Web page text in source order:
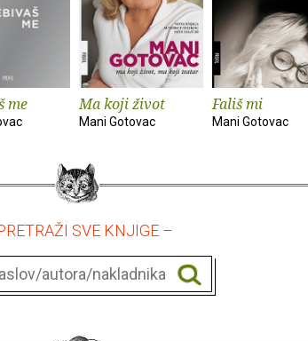
me Ma koji život
Mani Gotovac
Fališ mi
Mani Gotovac
SVE KNJIGE –